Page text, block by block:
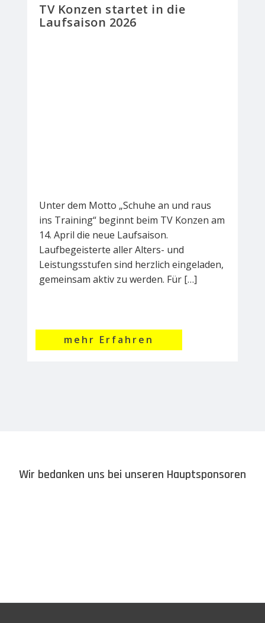
TV Konzen startet in die
Laufsaison 2026
Unter dem Motto „Schuhe an und raus
ins Training“ beginnt beim TV Konzen am
14. April die neue Laufsaison.
Laufbegeisterte aller Alters- und
Leistungsstufen sind herzlich eingeladen,
gemeinsam aktiv zu werden. Für […]
mehr Erfahren
Wir bedanken uns bei unseren Hauptsponsoren